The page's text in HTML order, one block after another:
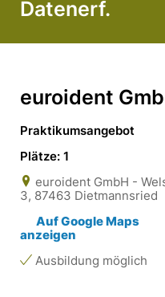
Datenerf.
euroident
Praktikumsangebot
Plätze: 1
euroident GmbH -
3, 87463 Dietmannsried
Auf Google Maps
anzeigen
Ausbildung möglich